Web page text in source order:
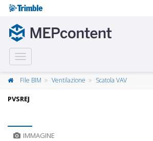
Toggle
navigation
File BIM Ventilazione Scatola VAV
PVSREJ
IMMAGINE